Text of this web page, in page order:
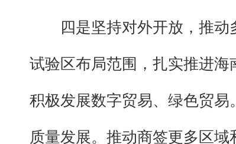
四是坚持对外开放，推
试验区布局范围，扎实推进
积极发展数字贸易、绿色贸
质量发展。推动商签更多区域